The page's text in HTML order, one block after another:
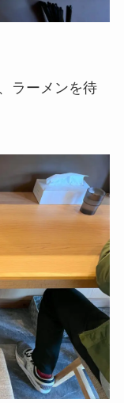
ラーメンを待